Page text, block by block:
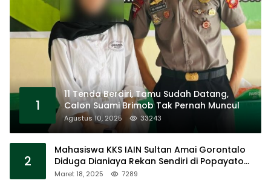
1
11 Tenda Berdiri, Tamu Sudah Datang,
Calon Suami Brimob Tak Pernah Muncul
Agustus 10, 2025 33243
2
Mahasiswa KKS IAIN Sultan Amai Gorontalo
Diduga Dianiaya Rekan Sendiri di Popayato
Barat
Maret 18, 2025 7289